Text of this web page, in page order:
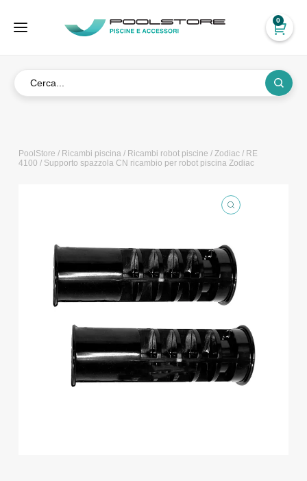
0
PoolStore / Ricambi piscina/ Ricambi robot piscine / Zodiac/ RE
4100 / Supporto spazzola CN ricambio per robot piscina Zodiac